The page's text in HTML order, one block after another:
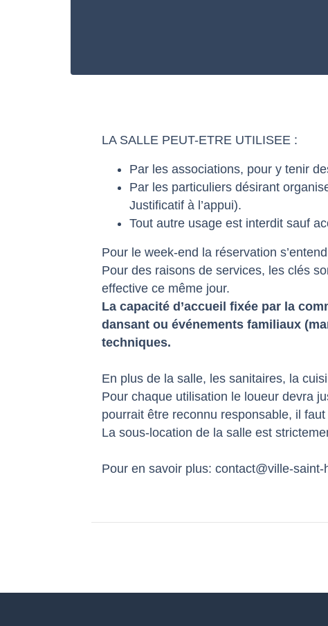
LA SALLE PEUT-ETRE UTILISEE :
Par les associations, pour y tenir
Par les particuliers désirant
Justificatif à l’appui).
Tout autre usage est interdit sauf
Pour le week-end la réservation
Pour des raisons de services, les clés
effective ce même jour.
La capacité d’accueil fixée par la
dansant ou événements familiaux
techniques.
En plus de la salle, les sanitaires, la
Pour chaque utilisation le loueur devra
pourrait être reconnu responsable, il
La sous-location de la salle est
Pour en savoir plus: contact@ville-